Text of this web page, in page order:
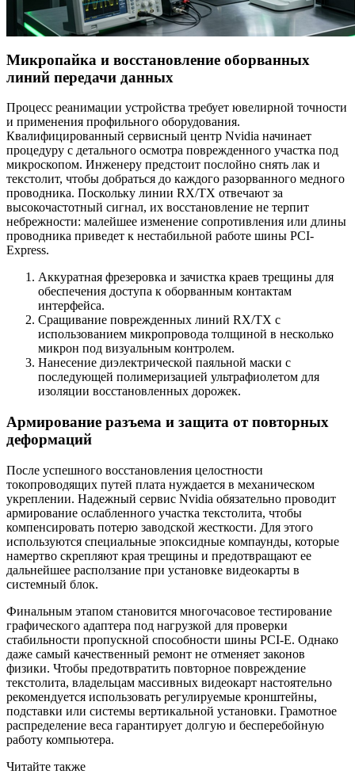
Микропайка и восстановление оборванных
линий передачи данных
Процесс реанимации устройства требует ювелирной точности
и применения профильного оборудования.
Квалифицированный сервисный центр Nvidia начинает
процедуру с детального осмотра поврежденного участка под
микроскопом. Инженеру предстоит послойно снять лак и
текстолит, чтобы добраться до каждого разорванного медного
проводника. Поскольку линии RX/TX отвечают за
высокочастотный сигнал, их восстановление не терпит
небрежности: малейшее изменение сопротивления или длины
проводника приведет к нестабильной работе шины PCI-
Express.
Аккуратная фрезеровка и зачистка краев трещины для
обеспечения доступа к оборванным контактам
интерфейса.
Сращивание поврежденных линий RX/TX с
использованием микропровода толщиной в несколько
микрон под визуальным контролем.
Нанесение диэлектрической паяльной маски с
последующей полимеризацией ультрафиолетом для
изоляции восстановленных дорожек.
Армирование разъема и защита от повторных
деформаций
После успешного восстановления целостности
токопроводящих путей плата нуждается в механическом
укреплении. Надежный сервис Nvidia обязательно проводит
армирование ослабленного участка текстолита, чтобы
компенсировать потерю заводской жесткости. Для этого
используются специальные эпоксидные компаунды, которые
намертво скрепляют края трещины и предотвращают ее
дальнейшее расползание при установке видеокарты в
системный блок.
Финальным этапом становится многочасовое тестирование
графического адаптера под нагрузкой для проверки
стабильности пропускной способности шины PCI-E. Однако
даже самый качественный ремонт не отменяет законов
физики. Чтобы предотвратить повторное повреждение
текстолита, владельцам массивных видеокарт настоятельно
рекомендуется использовать регулируемые кронштейны,
подставки или системы вертикальной установки. Грамотное
распределение веса гарантирует долгую и бесперебойную
работу компьютера.
Читайте также